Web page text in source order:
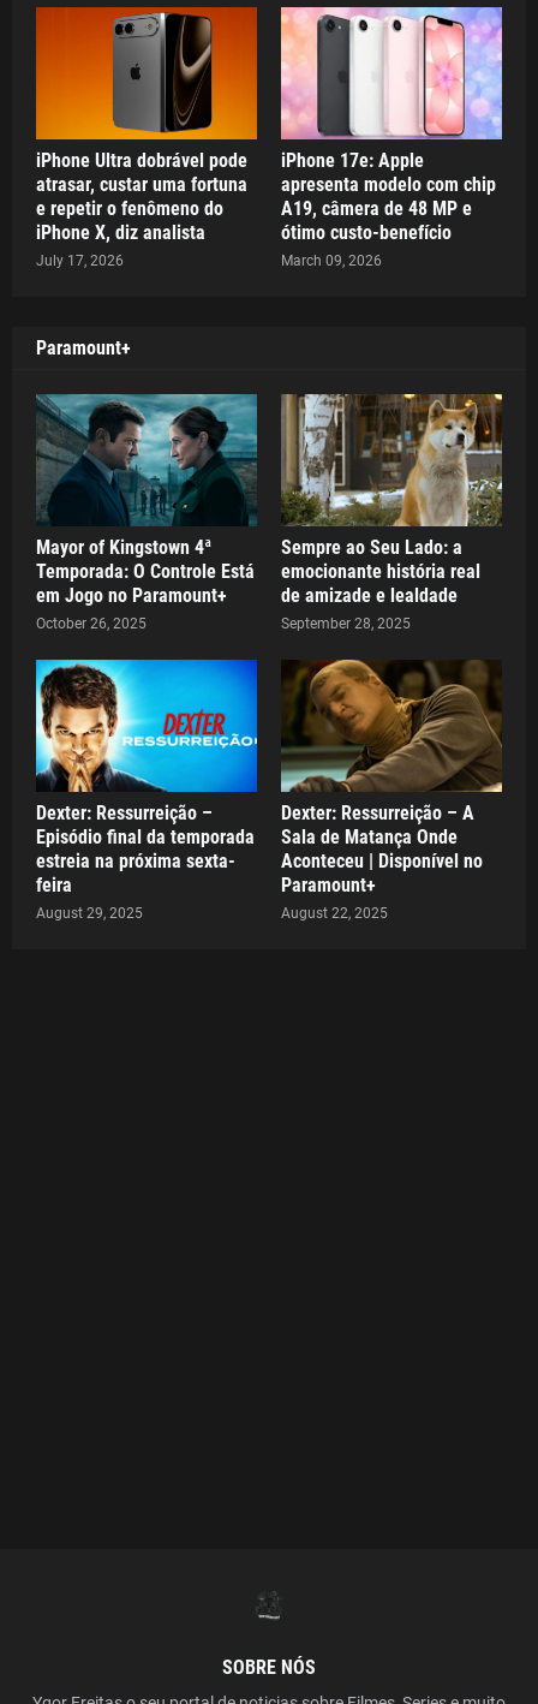
iPhone Ultra dobrável pode
atrasar, custar uma fortuna
e repetir o fenômeno do
iPhone X, diz analista
July 17, 2026
iPhone 17e: Apple
apresenta modelo com chip
A19, câmera de 48 MP e
ótimo custo-benefício
March 09, 2026
Paramount+
Mayor of Kingstown 4ª
Temporada: O Controle Está
em Jogo no Paramount+
October 26, 2025
Sempre ao Seu Lado: a
emocionante história real
de amizade e lealdade
September 28, 2025
Dexter: Ressurreição –
Episódio final da temporada
estreia na próxima sexta-
feira
August 29, 2025
Dexter: Ressurreição – A
Sala de Matança Onde
Aconteceu | Disponível no
Paramount+
August 22, 2025
SOBRE NÓS